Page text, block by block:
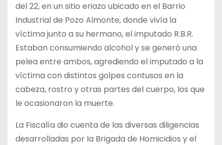
del 22, en un sitio eriazo ubicado en el Barrio
Industrial de Pozo Almonte, donde vivía la
víctima junto a su hermano, el imputado R.B.R.
Estaban consumiendo alcohol y se generó una
pelea entre ambos, agrediendo el imputado a la
víctima con distintos golpes contusos en la
cabeza, rostro y otras partes del cuerpo, los que
le ocasionaron la muerte.
La Fiscalía dio cuenta de las diversas diligencias
desarrolladas por la Brigada de Homicidios y el